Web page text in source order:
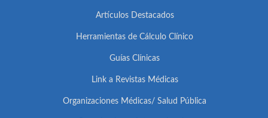
Artículos Destacados
Herramientas de Cálculo Clínico
Guías Clínicas
Link a Revistas Médicas
Organizaciones Médicas/ Salud Pública